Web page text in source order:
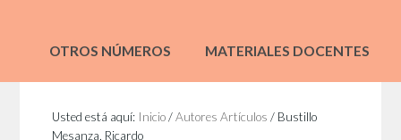
OTROS NÚMEROS MATERIALES DOCENTES
Usted está aquí: Inicio / Autores Artículos / Bustillo
Mesanza, Ricardo